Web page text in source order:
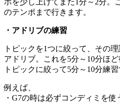
のテンポまで行きます。
・アドリブの練習
トピックを1つに絞って、その
アドリブ。これを5分～10分ほ
トピックに絞って5分～10分練
例えば、
・G7の時は必ずコンディミを使